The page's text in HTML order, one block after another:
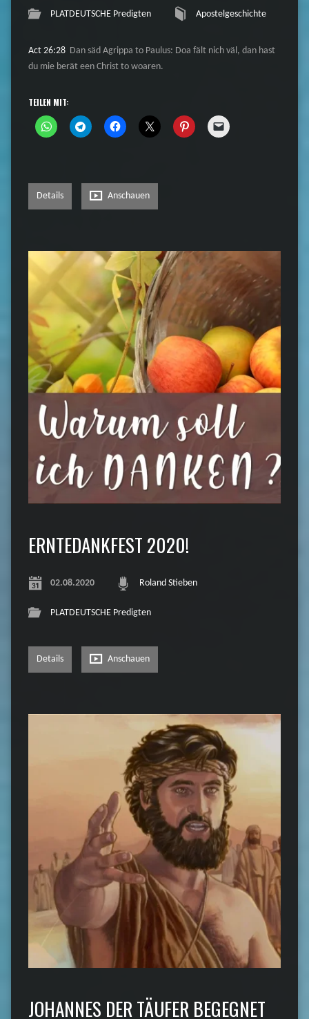
PLATDEUTSCHE Predigten Apostelgeschichte
Act 26:28Dan säd Agrippa to Paulus: Doa fält nich väl, dan hast
du mie berät een Christ to woaren.
TEILEN MIT:
Details Anschauen
ERNTEDANKFEST 2020!
02.08.2020 Roland Stieben
PLATDEUTSCHE Predigten
Details Anschauen
JOHANNES DER TÄUFER BEGEGNET